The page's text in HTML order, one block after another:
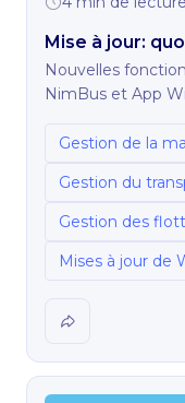
Mise à jour:
Nouvelles
NimBus et App
Gestion de la
Gestion du
Gestion des
Mises à jour de